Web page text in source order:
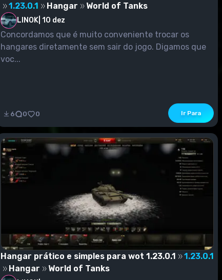
1.23.0.1
Hangar World of Tanks
LINOK 10 dez
Concordamos que é muito conveniente trocar os
hangares diretamente sem sair do jogo. Digamos que
voc...
6 0 0 Ir Para
Hangar prático e simples para wot 1.23.0.1
1.23.0.1
Hangar
World of Tanks